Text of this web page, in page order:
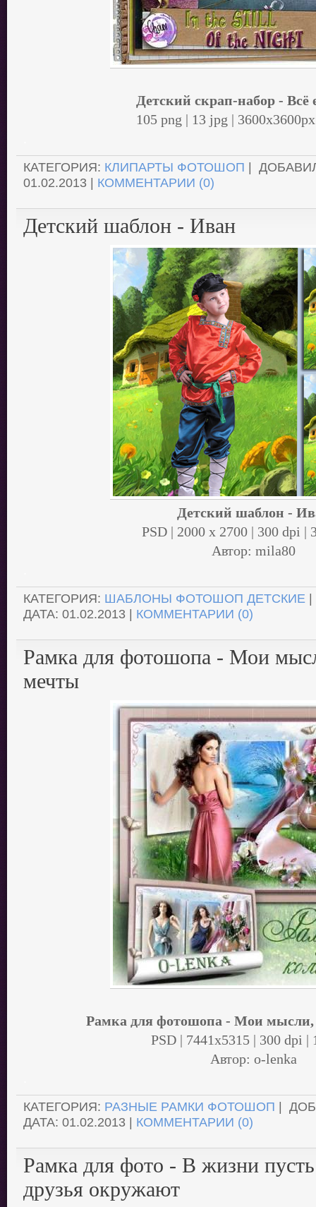
Детский скрап-набор - Всё
105 png | 13 jpg |
КАТЕГОРИЯ: КЛИПАРТЫ ФОТОШОП |
01.02.2013 | КОММЕНТАРИИ (0)
Детский шаблон - Иван
Детский шаблон -
PSD | 2000 x 2700 | 300 dpi |
Автор: mila80
КАТЕГОРИЯ: ШАБЛОНЫ ФОТОШОП ДЕТСКИЕ
ДАТА: 01.02.2013 | КОММЕНТАРИИ (0)
Рамка для фотошопа - Мои
мечты
Рамка для фотошопа - Мои
PSD | 7441x5315 | 300 dpi |
Автор: o-lenka
КАТЕГОРИЯ: РАЗНЫЕ РАМКИ ФОТОШОП |
ДАТА: 01.02.2013 | КОММЕНТАРИИ (0)
Рамка для фото - В жизни пусть
друзья окружают